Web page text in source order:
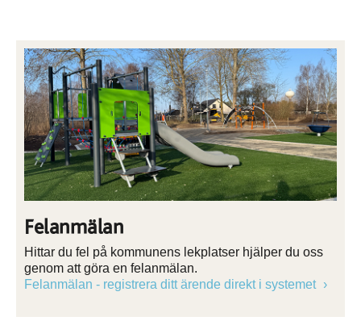
Felanmälan
Hittar du fel på kommunens lekplatser hjälper du oss
genom att göra en felanmälan.
Felanmälan - registrera ditt ärende direkt i systemet